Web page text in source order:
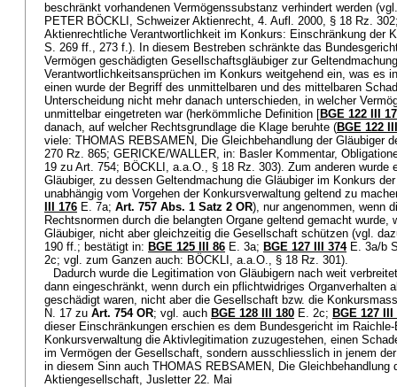
beschränkt vorhandenen Vermögenssubstanz verhindert werden
PETER BÖCKLI, Schweizer Aktienrecht, 4. Aufl. 2000, § 18 Rz.
Aktienrechtliche Verantwortlichkeit im Konkurs: Einschränkung der
S. 269 ff., 273 f.). In diesem Bestreben schränkte das
Vermögen geschädigten Gesellschaftsgläubiger zur
Verantwortlichkeitsansprüchen im Konkurs weitgehend ein, was es
einen wurde der Begriff des unmittelbaren und des mittelbaren
Unterscheidung nicht mehr danach unterschieden, in welcher
unmittelbar eingetreten war (herkömmliche Definition [BGE 122 III
danach, auf welcher Rechtsgrundlage die Klage beruhte (BGE 122
viele: THOMAS REBSAMEN, Die Gleichbehandlung der Gläubiger
270 Rz. 865; GERICKE/WALLER, in: Basler Kommentar,
19 zu Art. 754; BÖCKLI, a.a.O., § 18 Rz. 303). Zum anderen wurde
Gläubiger, zu dessen Geltendmachung die Gläubiger im Konkurs
unabhängig vom Vorgehen der Konkursverwaltung geltend zu
III 176 E. 7a; Art. 757 Abs. 1 Satz 2 OR), nur angenommen, wenn
Rechtsnormen durch die belangten Organe geltend gemacht
Gläubiger, nicht aber gleichzeitig die Gesellschaft schützen (vgl.
190 ff.; bestätigt in: BGE 125 III 86 E. 3a; BGE 127 III 374E. 3a/b
2c; vgl. zum Ganzen auch: BÖCKLI, a.a.O., § 18 Rz. 301).
Dadurch wurde die Legitimation von Gläubigern nach weit
dann eingeschränkt, wenn durch ein pflichtwidriges Organverhalten
geschädigt waren, nicht aber die Gesellschaft bzw. die
N. 17 zu Art. 754 OR; vgl. auch BGE 128 III 180 E. 2c; BGE 127 III
dieser Einschränkungen erschien es dem Bundesgericht im
Konkursverwaltung die Aktivlegitimation zuzugestehen, einen
im Vermögen der Gesellschaft, sondern ausschliesslich in jenem
in diesem Sinn auch THOMAS REBSAMEN, Die Gleichbehandlung
Aktiengesellschaft, Jusletter 22. Mai